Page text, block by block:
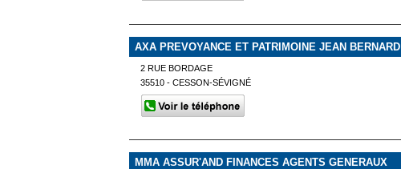
AXA PREVOYANCE ET PATRIMOINE JEAN
2 RUE BORDAGE
35510 - CESSON-SÉVIGNÉ
MMA ASSUR'AND FINANCES AGENTS GENERAUX